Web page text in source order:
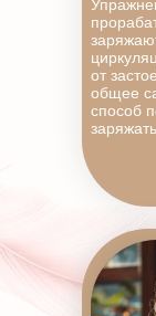
от
общее
способ